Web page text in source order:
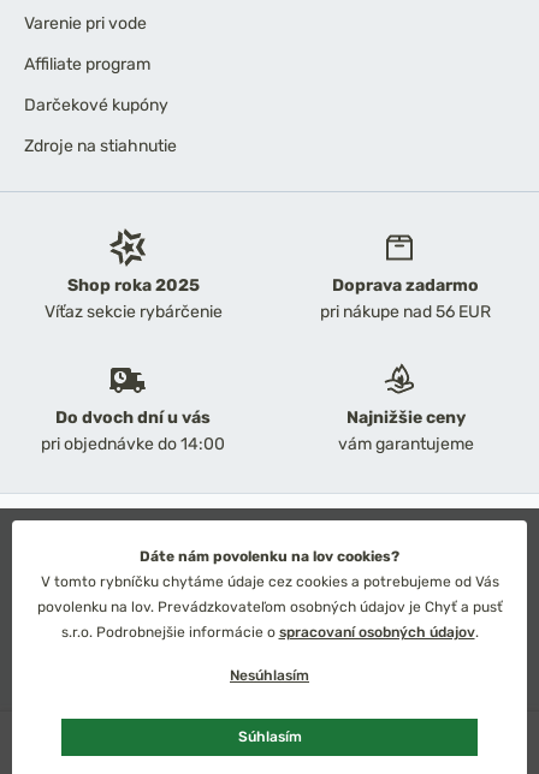
120,76 €
Shop roka 2025
Víťaz sekcie rybárčenie
Doprava zadarmo
pri nákupe nad 56 EUR
Do dvoch dní u vás
pri objednávke do 14:00
Najnižšie ceny
vám garantujeme
Varenie pri vode
Affiliate program
Darčekové kupóny
Zdroje na stiahnutie
Obchodné podmienky
Ochrana osobných údajov
Technické riešenie: Simplia s.r.o.
Strategický dizajn: Petr Široký
Dáte nám povolenku na lov cookies?
V tomto rybníčku chytáme údaje cez cookies a potrebujeme od Vás
povolenku na lov. Prevádzkovateľom osobných údajov je Chyť a pusť
s.r.o. Podrobnejšie informácie o spracovaní osobných údajov.
Nesúhlasím
Súhlasím